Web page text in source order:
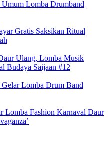
Lomba Drumband
Gratis Saksikan Ritual
Ulang, Lomba Musik
Budaya Saijaan #12
Lomba Drum Band
Lomba Fashion Karnaval Daur